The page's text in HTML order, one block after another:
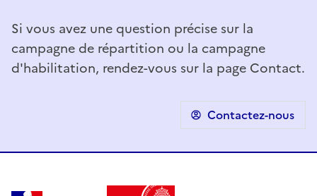
Si vous avez une question précise sur la
campagne de répartition ou la campagne
d'habilitation, rendez-vous sur la page Contact.
Contactez-nous